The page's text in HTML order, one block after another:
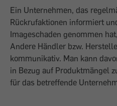
Ein Unternehmen, das
Rückrufaktionen informiert
Imageschaden genommen
Andere Händler bzw.
kommunikativ. Man kann
in Bezug auf Produktmängel
für das betreffende